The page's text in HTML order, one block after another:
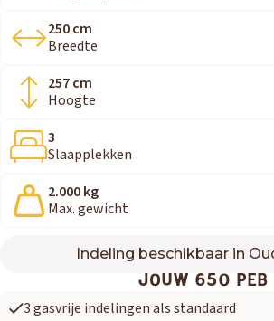
250 cm
Breedte
257 cm
Hoogte
3
Slaapplekken
2.000 kg
Max. gewicht
Indeling beschikbaar in
650 PEB
JOUW 650 PEB
3 gasvrije indelingen als standaard